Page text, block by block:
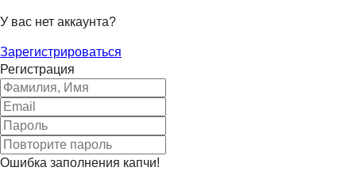
У вас нет аккаунта?
Зарегистрироваться
Регистрация
Ошибка заполнения капчи!